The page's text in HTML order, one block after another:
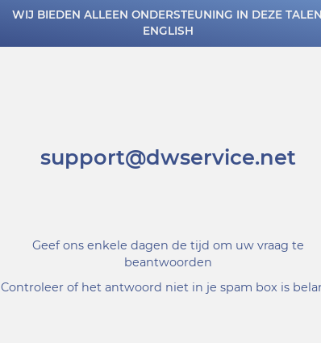
WIJ BIEDEN ALLEEN ONDERSTEUNING IN DEZE
ENGLISH
support@dwservice.net
Geef ons enkele dagen de tijd om uw vraag te
beantwoorden
Controleer of het antwoord niet in je spam box is